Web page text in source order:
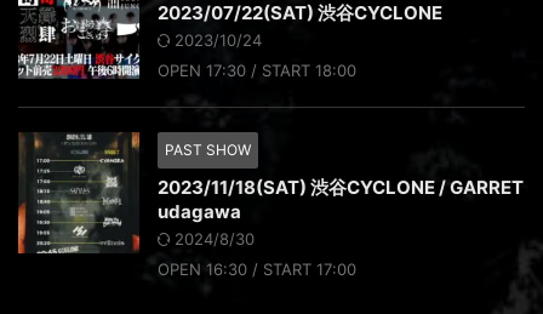
2023/07/22(SAT) 渋谷CYCLONE
2023/10/24
OPEN 17:30 / START 18:00
PAST SHOW
2023/11/18(SAT) 渋谷CYCLONE / GARRET
udagawa
2024/8/30
OPEN 16:30 / START 17:00